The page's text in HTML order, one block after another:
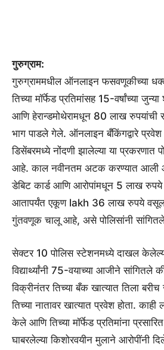
गुरुग्राम:
गुरुग्राममधील ऑनलाइन फसवणूकीच्या
तिच्या मॉर्फेड प्रतिमांसह 15-वर्षांच्या
आणि हेरान्डमोथेरामधून 80 लाख रुपयांची
भाग पाडले गेले. ऑनलाइन बँकिंगद्वारे प्रवेश
डिसेंबरमध्ये नोंदणी झालेल्या या प्रकरणात
आहे. काल नवीनतम अटक करण्यात आली
डेबिट कार्ड आणि आरोपांमधून 5 लाख
आतापर्यंत एकूण lakh 36 लाख रुपये
गुंतवणूक चालू आहे, असे पोलिसांनी
सेक्टर 10 पोलिस स्टेशनमध्ये दाखल
विद्यार्थ्यांनी 75-वयाच्या आजीने सांगितले
विक्रीनंतर तिच्या बँक खात्यात तिला
तिच्या नातावर खात्यात प्रवेश होता.
केले आणि तिच्या मॉर्फेड प्रतिमांना
घाबरलेल्या किशोरवयीन मुलाने आरोपींनी